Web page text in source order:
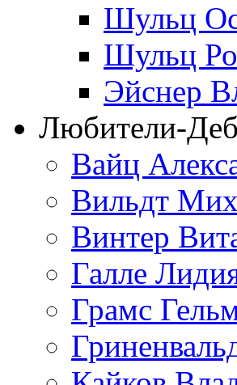
Шульц
Шульц
Эйснер
Любители-
Вайц
Вильдт
Винтер
Галле
Грамс